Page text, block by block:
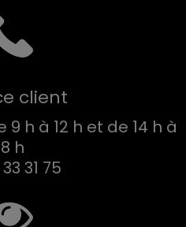
client
h à 12 h et de 14 h à
h
31 75